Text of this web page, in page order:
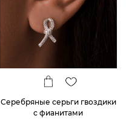
Серебряные серьги гвоздики
с фианитами